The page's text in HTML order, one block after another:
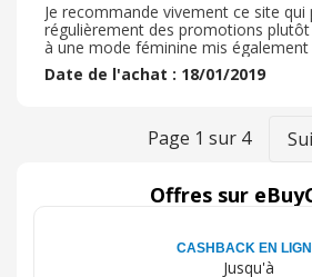
Je recommande vivement ce site qui
régulièrement des promotions plutôt
à une mode féminine mis
snowbordeuse ... Les produits sont
Livraison gratuite en point relais à
peu, voir pas du tout proche de chez
des vêtements plus technique pour
accessoires ( bijoux, montres,
chaussures... ) Je recommande cette
Date de l'achat : 18/01/2019
Page 1 sur 4
Offres sur
CASHBACK EN
Jusqu'à